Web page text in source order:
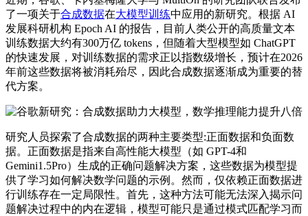
了一项关于合成数据在大模型训练中应用的新研究。根据 AI
发展科研机构 Epoch AI 的报告，目前人类公开的高质量文本
训练数据大约有300万亿 tokens，但随着大型模型如 ChatGPT
的快速发展，对训练数据的需求正以指数级增长，预计在2026
年前这些数据将被消耗殆尽，因此合成数据逐渐成为重要的替
代方案。
研究人员探索了合成数据的两种主要类型:正面数据和负面数
据。正面数据是指来自高性能大模型（如 GPT-4和
Gemini1.5Pro）生成的正确问题解决方案，这些数据为模型提
供了学习如何解决数学问题的示例。然而，仅依赖正面数据进
行训练存在一定局限性。首先，这种方法可能无法深入揭示问
题解决过程中的内在逻辑，模型可能只是通过模式匹配学习而